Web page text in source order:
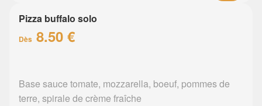
Pizza buffalo solo
Dès 8.50 €
Base sauce tomate, mozzarella, boeuf, pommes de
terre, spirale de crème fraîche